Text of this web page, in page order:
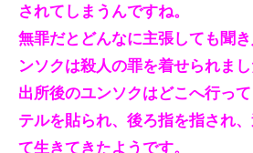
されてしまうんですね。
無罪だとどんなに主張しても聞
ンソクは殺人の罪を着せられまし
出所後のユンソクはどこへ行っ
テルを貼られ、後ろ指を指され
て生きてきたようです。